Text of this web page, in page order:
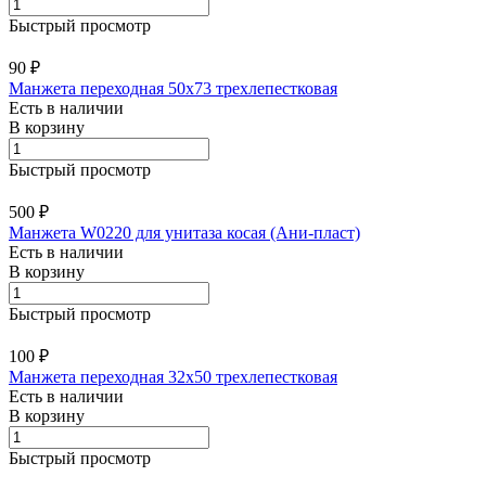
Быстрый просмотр
90 ₽
Манжета переходная 50х73 трехлепестковая
Есть в наличии
В корзину
Быстрый просмотр
500 ₽
Манжета W0220 для унитаза косая (Ани-пласт)
Есть в наличии
В корзину
Быстрый просмотр
100 ₽
Манжета переходная 32х50 трехлепестковая
Есть в наличии
В корзину
Быстрый просмотр